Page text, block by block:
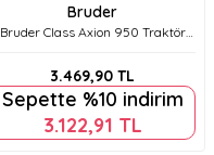
Bruder
Bruder Class Axion 950 Traktör
3.469,90 TL
Sepette %10 indirim
3.122,91 TL